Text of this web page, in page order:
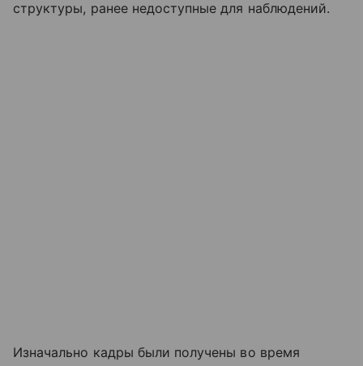
структуры, ранее недоступные для наблюдений.
Изначально кадры были получены во время